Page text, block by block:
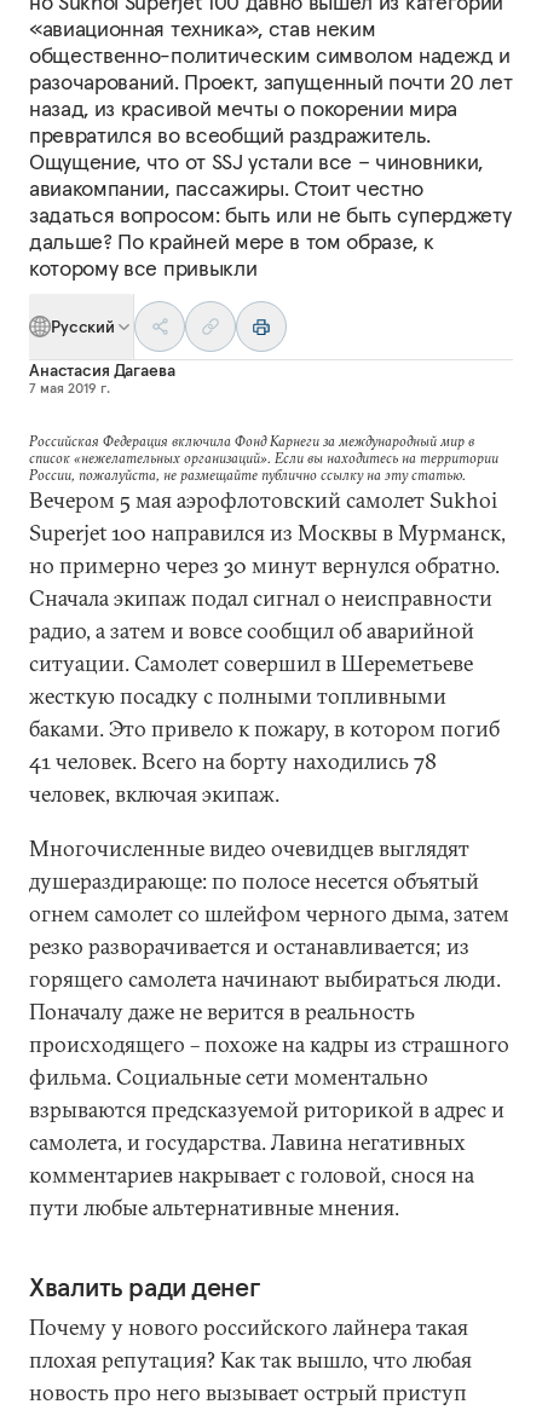
«авиационная техника», став неким
общественно-политическим символом надежд и
разочарований. Проект, запущенный почти 20 лет
назад, из красивой мечты о покорении мира
превратился во всеобщий раздражитель.
Ощущение, что от SSJ устали все – чиновники,
авиакомпании, пассажиры. Стоит честно
задаться вопросом: быть или не быть суперджету
дальше? По крайней мере в том образе, к
которому все привыкли
Русский
Анастасия Дагаева
7 мая 2019 г.
Российская Федерация включила Фонд Карнеги за международный мир в
список «нежелательных организаций». Если вы находитесь на территории
России, пожалуйста, не размещайте публично ссылку на эту статью.
Вечером 5 мая аэрофлотовский самолет Sukhoi
Superjet 100 направился из Москвы в Мурманск,
но примерно через 30 минут вернулся обратно.
Сначала экипаж подал сигнал о неисправности
радио, а затем и вовсе сообщил об аварийной
ситуации. Самолет совершил в Шереметьеве
жесткую посадку с полными топливными
баками. Это привело к пожару, в котором погиб
41 человек. Всего на борту находились 78
человек, включая экипаж.
Многочисленные видео очевидцев выглядят
душераздирающе: по полосе несется объятый
огнем самолет со шлейфом черного дыма, затем
резко разворачивается и останавливается; из
горящего самолета начинают выбираться люди.
Поначалу даже не верится в реальность
происходящего – похоже на кадры из страшного
фильма. Социальные сети моментально
взрываются предсказуемой риторикой в адрес и
самолета, и государства. Лавина негативных
комментариев накрывает с головой, снося на
пути любые альтернативные мнения.
Хвалить ради денег
Почему у нового российского лайнера такая
плохая репутация? Как так вышло, что любая
новость про него вызывает острый приступ